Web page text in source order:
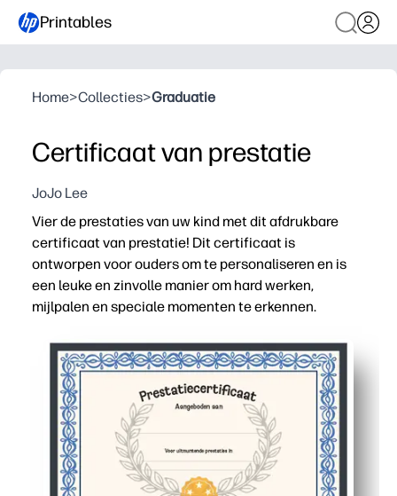
Printables
Home>Collecties>Graduatie
Certificaat van prestatie
JoJo Lee
Vier de prestaties van uw kind met dit afdrukbare
certificaat van prestatie! Dit certificaat is
ontworpen voor ouders om te personaliseren en is
een leuke en zinvolle manier om hard werken,
mijlpalen en speciale momenten te erkennen.